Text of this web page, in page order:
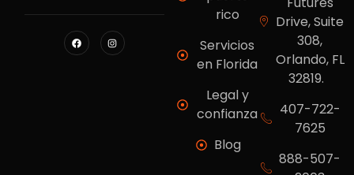
rico
Servicios
en Florida
Legal y
confianza
Blog
Drive, Suite
308,
Orlando, FL
32819.
407-722-
7625
888-507-